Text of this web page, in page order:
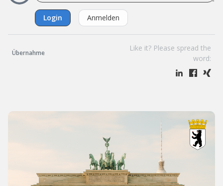
Login Anmelden
Übernahme
Like it? Please spread the
word: